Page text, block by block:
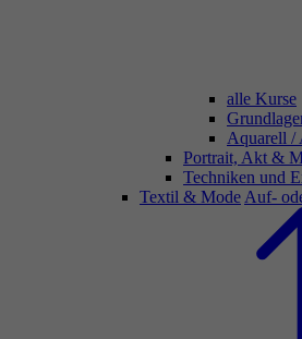
alle Kurse
Aquarell /
Portrait, Akt &
Techniken und
Textil & Mode Auf-